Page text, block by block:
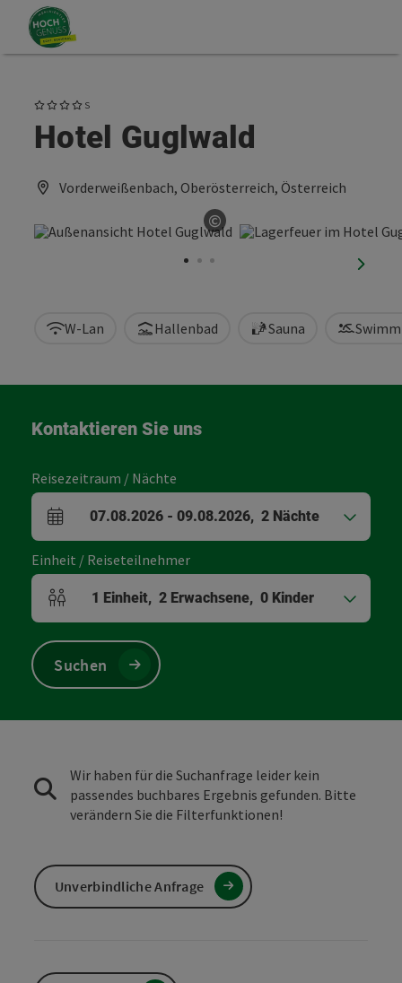
Zum Inhalt
Zum Seitenanfang
S4 Sterne Superior
Hotel Guglwald
Vorderweißenbach, Oberösterreich, Österreich
©
Copyright öffnen
W-Lan Hallenbad Sauna
Kontaktieren Sie uns
Reisezeitraum / Nächte
An- und Abreisefelder
07.08.2026 - 09.08.2026, 2 Nächte
Einheit / Reiseteilnehmer
Einheitenanzahl und Personenfelder
1 Einheit, 2 Erwachsene, 0 Kinder
Suchen
Wir haben für die Suchanfrage leider kein
passendes buchbares Ergebnis gefunden. Bitte
verändern Sie die Filterfunktionen!
Unverbindliche Anfrage